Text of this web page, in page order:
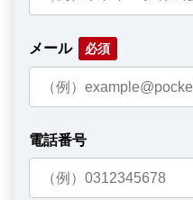
メール
電話番号